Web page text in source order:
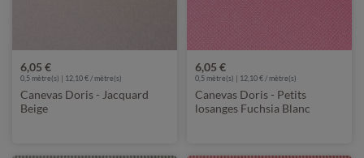
6,05 €
0,5 mètre(s) | 12,10 € / mètre(s)
Canevas Doris - Jacquard
Beige
6,05 €
0,5 mètre(s) | 12,10 € / mètre(s)
Canevas Doris - Petits
losanges Fuchsia Blanc